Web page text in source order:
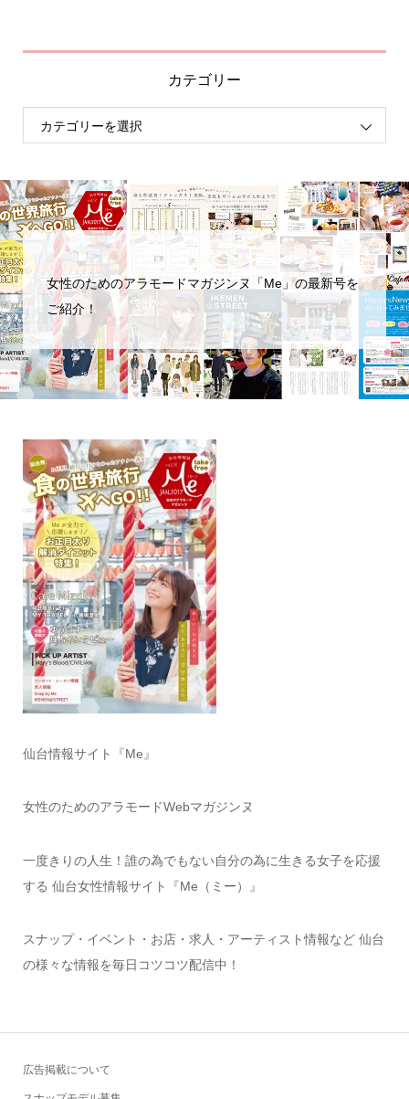
カテゴリー
女性のためのアラモードマガジンヌ「Me」の最新号を
ご紹介！
仙台情報サイト『Me』
女性のためのアラモードWebマガジンヌ
一度きりの人生！誰の為でもない自分の為に生きる女子を応援
する 仙台女性情報サイト『Me（ミー）』
スナップ・イベント・お店・求人・アーティスト情報など 仙台
の様々な情報を毎日コツコツ配信中！
広告掲載について